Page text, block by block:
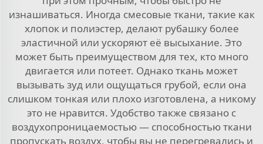
изнашиваться. Иногда смесовые ткани, такие как
хлопок и полиэстер, делают рубашку более
эластичной или ускоряют её высыхание. Это
может быть преимуществом для тех, кто много
двигается или потеет. Однако ткань может
вызывать зуд или ощущаться грубой, если она
слишком тонкая или плохо изготовлена, а никому
это не нравится. Удобство также связано с
воздухопроницаемостью — способностью ткани
пропускать воздух, чтобы вы не перегревались и